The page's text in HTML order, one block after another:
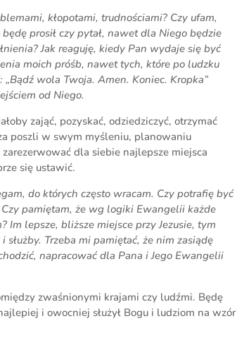
kłopotami, trudnościami? Czy ufam,
prosił czy pytał, nawet dla Niego będzie
Jak reaguję, kiedy Pan wydaje się być
moich próśb, nawet tych, które po ludzku
wola Twoja. Amen. Koniec. Kropka”
od Niego.
zająć, pozyskać, odziedziczyć, otrzymać
poszli w swym myśleniu, planowaniu
dla siebie najlepsze miejsca
się ustawić.
do których często wracam. Czy potrafię być
pamiętam, że wg logiki Ewangelii każde
Im lepsze, bliższe miejsce przy Jezusie, tym
Trzeba mi pamiętać, że nim zasiądę
napracować dla Pana i Jego Ewangelii
zwaśnionymi krajami czy ludźmi. Będę
i owocniej służył Bogu i ludziom na wzór